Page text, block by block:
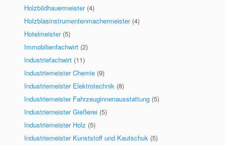
Holzbildhauermeister (4)
Holzblasinstrumentenmachermeister (4)
Hotelmeister (5)
Immobilienfachwirt (2)
Industriefachwirt (11)
Industriemeister Chemie (9)
Industriemeister Elektrotechnik (8)
Industriemeister Fahrzeuginnenausstattung (5)
Industriemeister Gießerei (5)
Industriemeister Holz (5)
Industriemeister Kunststoff und Kautschuk (5)